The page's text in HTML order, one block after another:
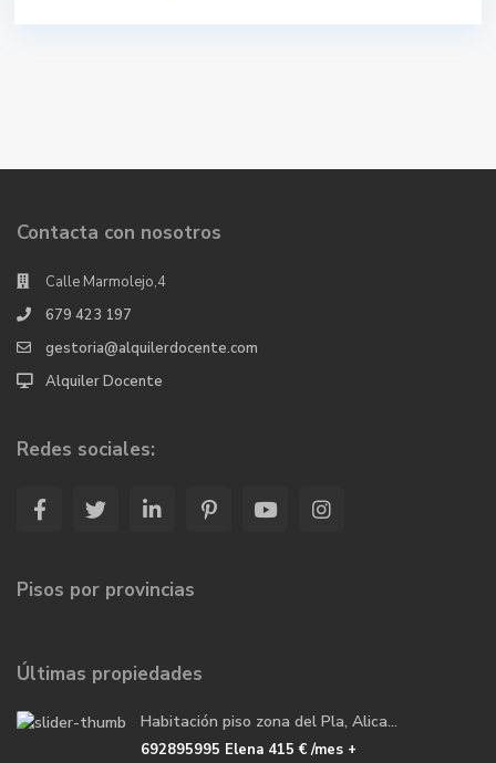
Contacta con nosotros
Calle Marmolejo,4
679 423 197
gestoria@alquilerdocente.com
Alquiler Docente
Redes sociales:
Pisos por provincias
Últimas propiedades
Habitación piso zona del Pla, Alica...
692895995 Elena 415 €/mes +